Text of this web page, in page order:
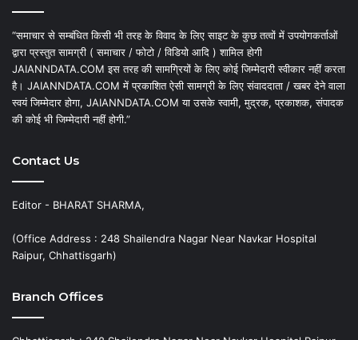
“समाचार से सम्बंधित किसी भी तरह के विवाद के लिए साइट के कुछ तत्वों में उपयोगकर्ताओं
द्वारा प्रस्तुत सामग्री ( समाचार / फोटो / विडियो आदि ) शामिल होगी
JAIANNDATA.COM इस तरह की सामग्रियों के लिए कोई जिम्मेदारी स्वीकार नहीं करता
है। JAIANNDATA.COM में प्रकाशित ऐसी सामग्री के लिए संवाददाता / खबर देने वाला
स्वयं जिम्मेदार होगा, JAIANNDATA.COM या उसके स्वामी, मुद्रक, प्रकाशक, संपादक
की कोई भी जिम्मेदारी नहीं होगी.”
Contact Us
Editor - BHARAT SHARMA,
(Office Address : 248 Shailendra Nagar Near Navkar Hospital
Raipur, Chhattisgarh)
Branch Offices